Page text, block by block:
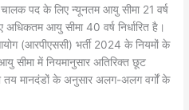
पद के लिए न्यूनतम आयु सीमा 21 वर्ष
आयु सीमा 40 वर्ष निर्धारित है।
(आरपीएससी) भर्ती 2024 के नियमों के
सीमा में नियमानुसार अतिरिक्त छूट
तय मानदंडों के अनुसार अलग-अलग वर्गों के